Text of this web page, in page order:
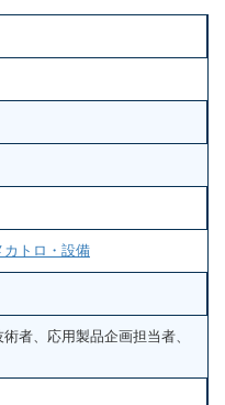
カトロ・設備
者、応用製品企画担当者、